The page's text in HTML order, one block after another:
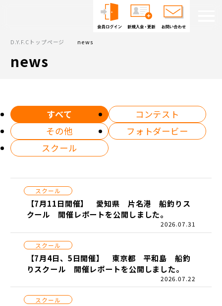
D.Y.F.Cトップページ news
news
すべて
コンテスト
その他
フォトダービー
スクール
スクール
【7月11日開催】 愛知県 片名港 船釣りス
クール 開催レポートを公開しました。
2026.07.31
スクール
【7月4日、5日開催】 東京都 平和島 船釣
りスクール 開催レポートを公開しました。
2026.07.22
スクール